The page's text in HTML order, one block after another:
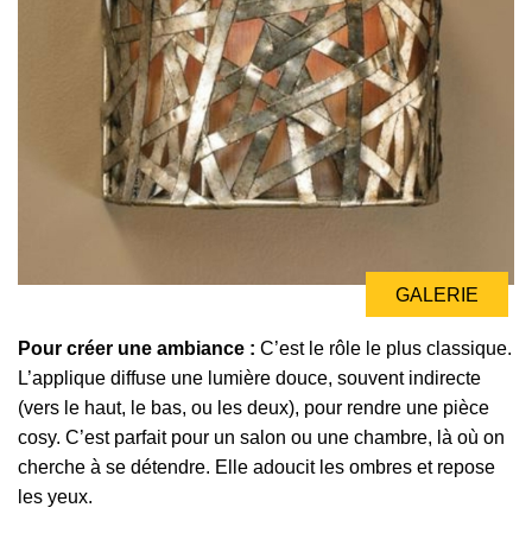
GALERIE
Pour créer une ambiance : C’est le rôle le plus classique.
L’applique diffuse une lumière douce, souvent indirecte
(vers le haut, le bas, ou les deux), pour rendre une pièce
cosy. C’est parfait pour un salon ou une chambre, là où on
cherche à se détendre. Elle adoucit les ombres et repose
les yeux.